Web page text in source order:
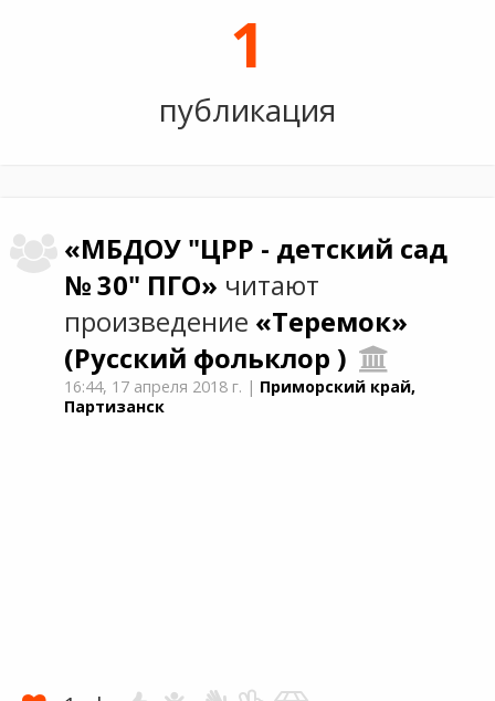
1
публикация
«МБДОУ "ЦРР - детский сад
№ 30" ПГО» читают
произведение «Теремок»
(Русский фольклор )
16:44, 17 апреля 2018 г. | Приморский край,
Партизанск